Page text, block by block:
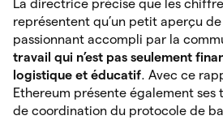
La directrice précise que les
représentent qu’un petit aperçu
passionnant accompli par la
travail qui n’est pas seulement
logistique et éducatif. Avec ce
Ethereum présente également ses
de coordination du protocole de